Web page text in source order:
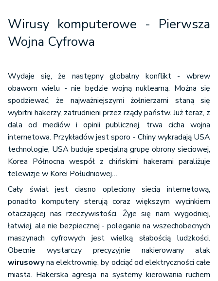
Wirusy komputerowe - Pierwsza
Wojna Cyfrowa
Wydaje się, że następny globalny konflikt - wbrew
obawom wielu - nie będzie wojną nuklearną. Można się
spodziewać, że najważniejszymi żołnierzami staną się
wybitni hakerzy, zatrudnieni przez rządy państw. Już teraz, z
dala od mediów i opinii publicznej, trwa cicha wojna
internetowa. Przykładów jest sporo - Chiny wykradają USA
technologie, USA buduje specjalną grupę obrony sieciowej,
Korea Północna wespół z chińskimi hakerami paraliżuje
telewizje w Korei Południowej…
Cały świat jest ciasno opleciony siecią internetową,
ponadto komputery sterują coraz większym wycinkiem
otaczającej nas rzeczywistości. Żyje się nam wygodniej,
łatwiej, ale nie bezpiecznej - poleganie na wszechobecnych
maszynach cyfrowych jest wielką słabością ludzkości.
Obecnie wystarczy precyzyjnie nakierowany atak
wirusowyna elektrownię, by odciąć od elektryczności całe
miasta. Hakerska agresja na systemy kierowania ruchem